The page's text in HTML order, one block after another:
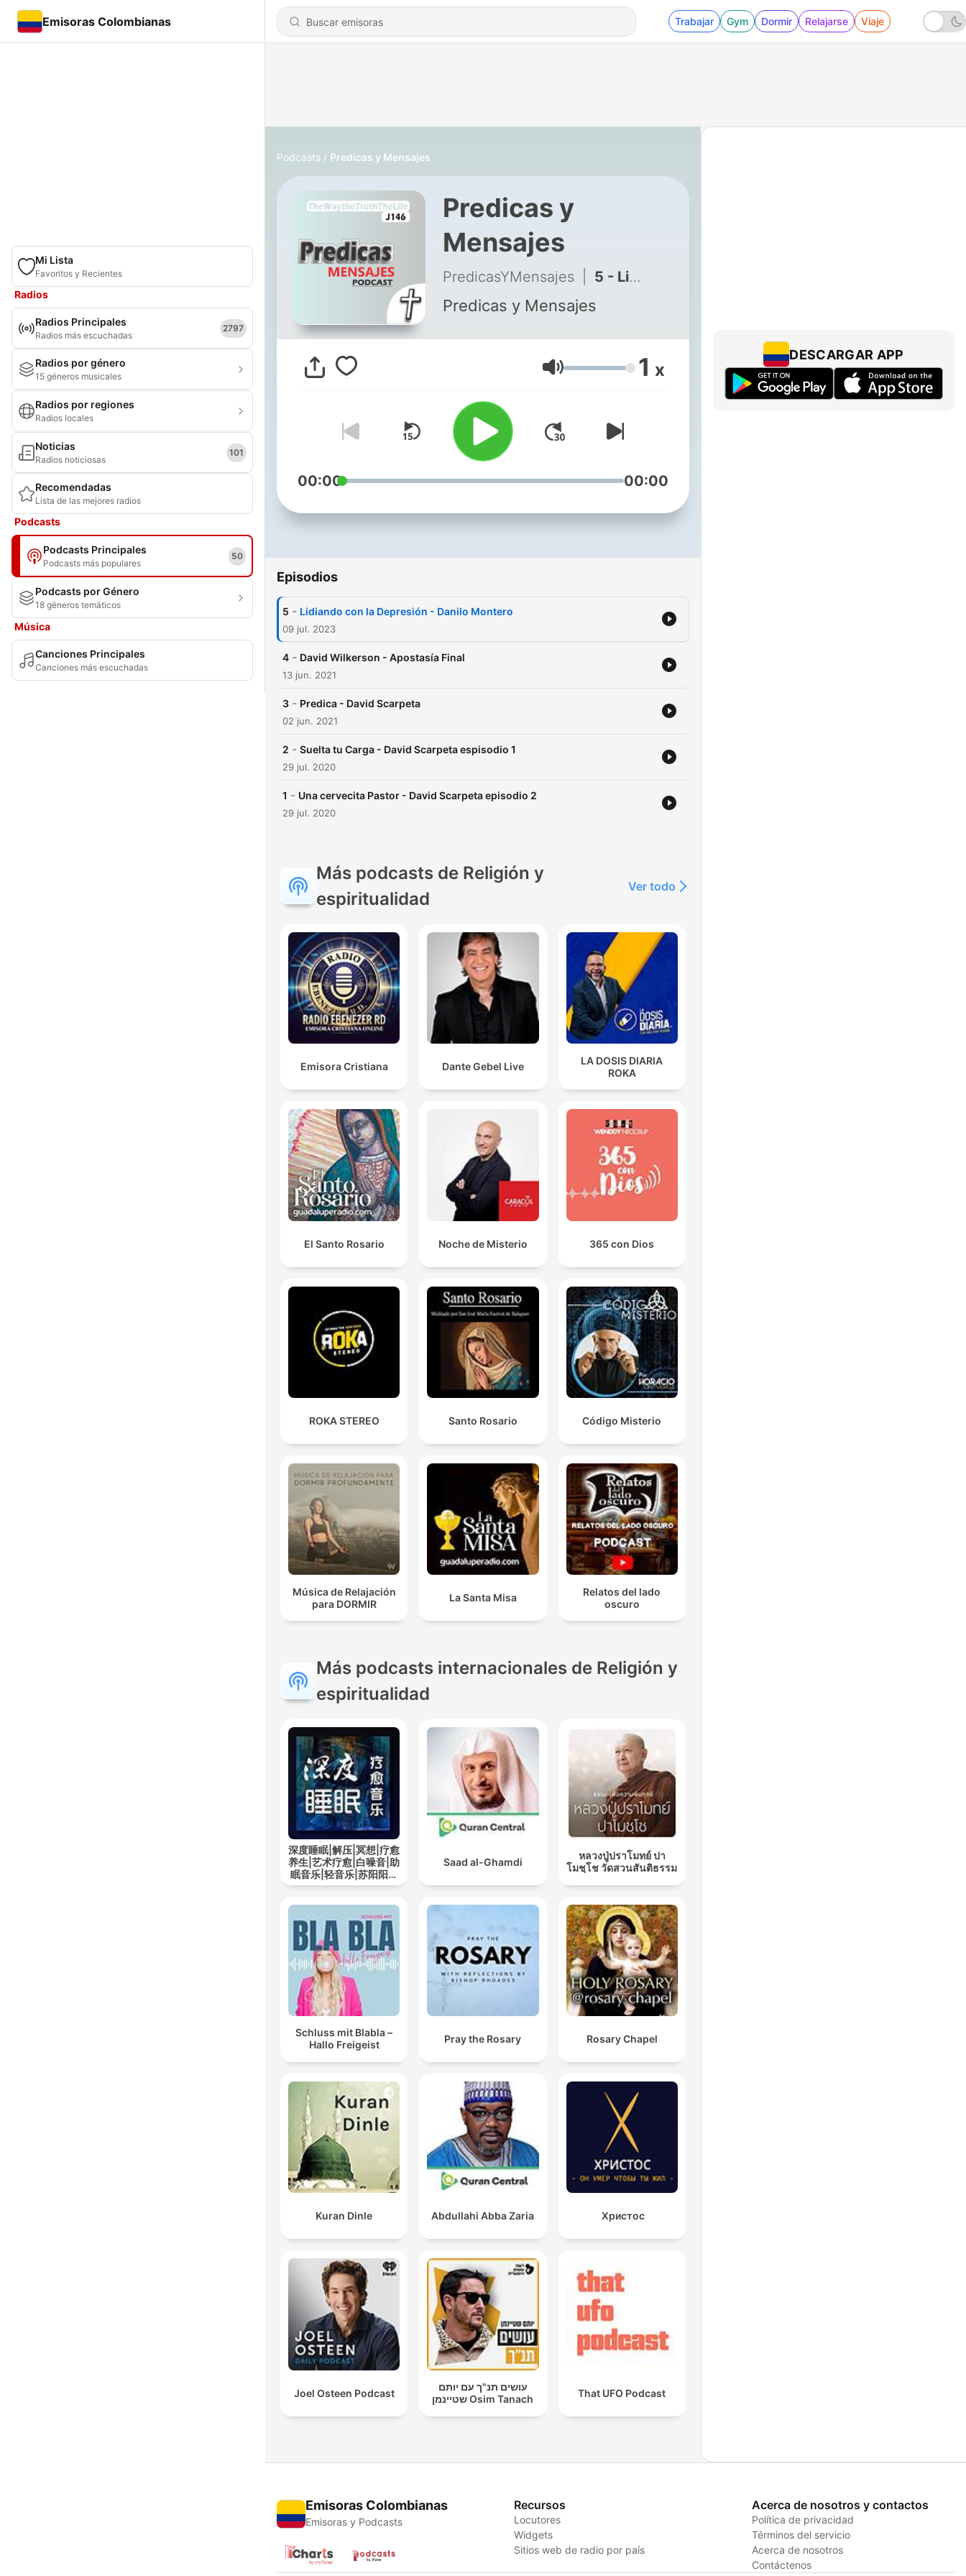
Emisoras Colombianas Trabajar Gym Dormir Relajarse Viaje
Mi Lista
Favoritos y Recientes
Radios
Radios Principales
Radios más escuchadas
2797
Radios por género
15 géneros musicales
Radios por regiones
Radios locales
Noticias
Radios noticiosas
101
Recomendadas
Lista de las mejores radios
Podcasts
Podcasts Principales
Podcasts más populares
50
Podcasts por Género
18 géneros temáticos
Música
Canciones Principales
Canciones más escuchadas
Podcasts Predicas y Mensajes
Predicas y
Mensajes
PredicasYMensajes 5 - Lidiando con la Depresión - Danilo Montero
Predicas y Mensajes
Volumen 1 x
00:00 00:00
Episodios
5 - Lidiando con la Depresión - Danilo Montero
09 jul. 2023
4 - David Wilkerson - Apostasía Final
13 jun. 2021
3 - Predica - David Scarpeta
02 jun. 2021
2 - Suelta tu Carga - David Scarpeta espisodio 1
29 jul. 2020
1 - Una cervecita Pastor - David Scarpeta episodio 2
29 jul. 2020
Más podcasts de Religión y
espiritualidad
Ver todo
Emisora Cristiana Dante Gebel Live
LA DOSIS DIARIA
ROKA
El Santo Rosario Noche de Misterio 365 con Dios
ROKA STEREO Santo Rosario Código Misterio
Música de Relajación
para DORMIR
La Santa Misa
Relatos del lado
oscuro
Más podcasts internacionales de Religión y
espiritualidad
深度睡眠|解压|冥想|疗愈
养生|艺术疗愈|白噪音|助
眠音乐|轻音乐|苏阳阳频
道
Saad al-Ghamdi
หลวงปู่ปราโมทย์ ปา
โมชฺโช วัดสวนสันติธรรม
Schluss mit Blabla –
Hallo Freigeist
Pray the Rosary Rosary Chapel
Kuran Dinle Abdullahi Abba Zaria Христос
Joel Osteen Podcast
עושים תנ"ך עם יותם
שטיינמן Osim Tanach
That UFO Podcast
DESCARGAR APP
Emisoras Colombianas
Emisoras y Podcasts
Recursos
Locutores
Widgets
Sitios web de radio por país
Acerca de nosotros y contactos
Política de privacidad
Términos del servicio
Acerca de nosotros
Contáctenos